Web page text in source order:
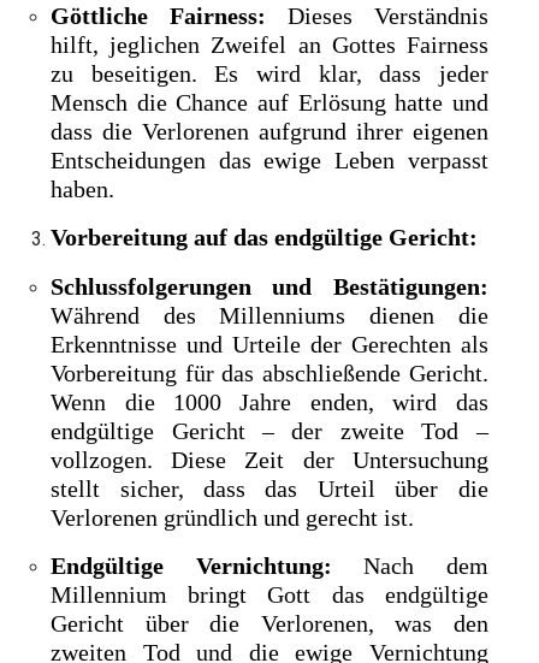
Göttliche Fairness: Dieses Verständnis
hilft, jeglichen Zweifel an Gottes Fairness
zu beseitigen. Es wird klar, dass jeder
Mensch die Chance auf Erlösung hatte und
dass die Verlorenen aufgrund ihrer eigenen
Entscheidungen das ewige Leben verpasst
haben.
Vorbereitung auf das endgültige Gericht:
Schlussfolgerungen und Bestätigungen:
Während des Millenniums dienen die
Erkenntnisse und Urteile der Gerechten als
Vorbereitung für das abschließende Gericht.
Wenn die 1000 Jahre enden, wird das
endgültige Gericht – der zweite Tod –
vollzogen. Diese Zeit der Untersuchung
stellt sicher, dass das Urteil über die
Verlorenen gründlich und gerecht ist.
Endgültige Vernichtung: Nach dem
Millennium bringt Gott das endgültige
Gericht über die Verlorenen, was den
zweiten Tod und die ewige Vernichtung